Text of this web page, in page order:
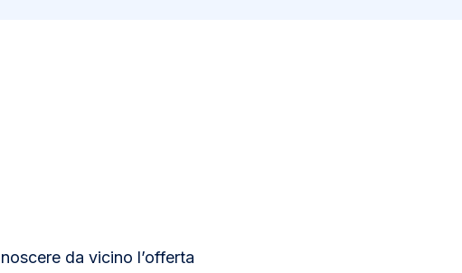
da vicino l’offerta